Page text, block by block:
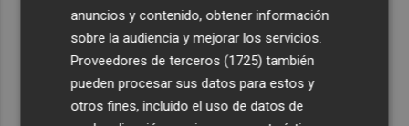
anuncios y contenido, obtener información
sobre la audiencia y mejorar los servicios.
Proveedores de terceros (1725) también
pueden procesar sus datos para estos y
otros fines, incluido el uso de datos de